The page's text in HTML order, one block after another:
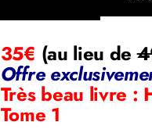
35€ (au lieu de
Offre
Très beau livre :
Tome 1